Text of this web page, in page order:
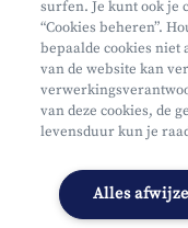
Mifid
Privacy
Juridische info
Onderworpen aan de
Toegankelijkheidsverklaring
Cookies beheren
surfen. Je kunt ook je
“Cookies beheren”.
bepaalde cookies niet
van de website kan
van deze cookies, de
levensduur kun je
Alles